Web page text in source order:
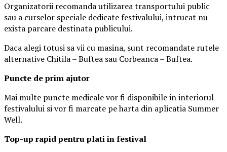
Organizatorii recomanda utilizarea transportului public
sau a curselor speciale dedicate festivalului, intrucat nu
exista parcare destinata publicului.
Daca alegi totusi sa vii cu masina, sunt recomandate rutele
alternative Chitila – Buftea sau Corbeanca – Buftea.
Puncte de prim ajutor
Mai multe puncte medicale vor fi disponibile in interiorul
festivalului si vor fi marcate pe harta din aplicatia Summer
Well.
Top-up rapid pentru plati in festival